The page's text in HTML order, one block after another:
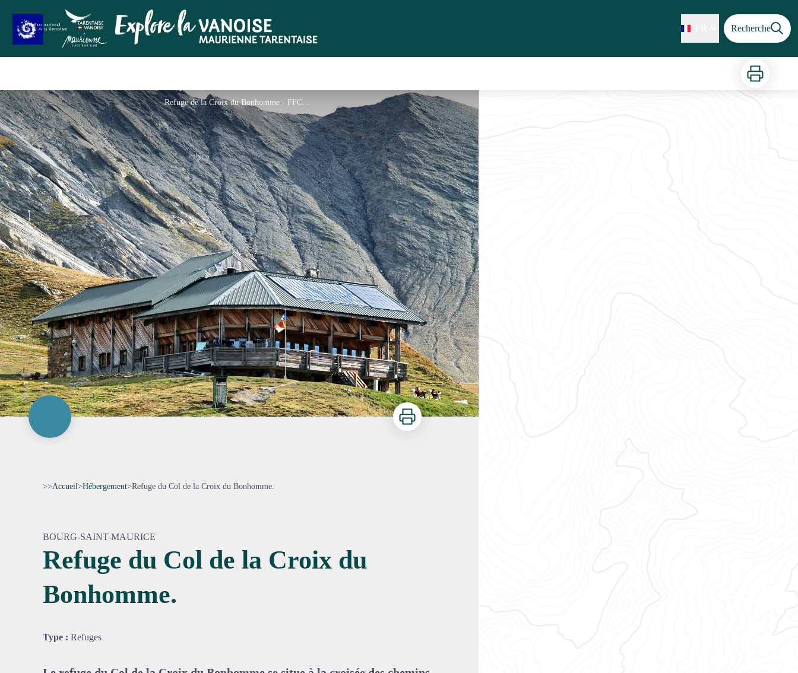
Recherche
Imprimer
Refuge de la Croix du Bonhomme - FFCAM
Imprimer
>>Accueil>Hébergement>Refuge du Col de la Croix du Bonhomme.
BOURG-SAINT-MAURICE
Refuge du Col de la Croix du
Bonhomme.
Type : Refuges